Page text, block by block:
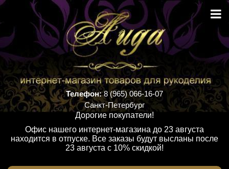
Телефон:8 (965) 066-16-07
Санкт-Петербург
Дорогие покупатели!
Офис нашего интернет-магазина до 23 августа
находится в отпуске. Все заказы будут высланы после
23 августа с 10% скидкой!